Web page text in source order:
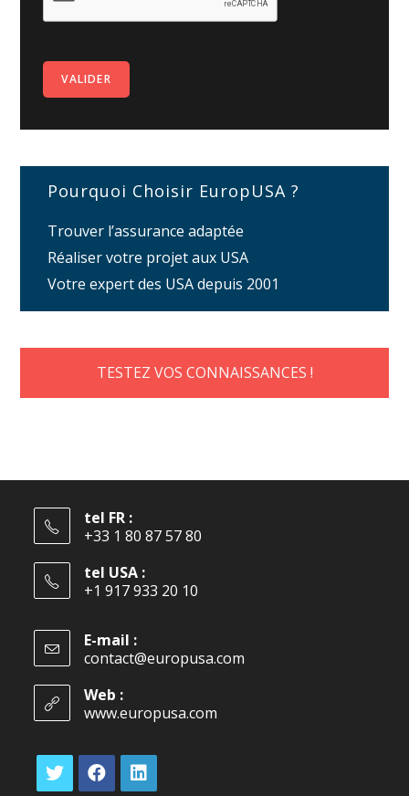
Pourquoi Choisir EuropUSA ?
Trouver l’assurance adaptée
Réaliser votre projet aux USA
Votre expert des USA depuis 2001
TESTEZ VOS CONNAISSANCES !
tel FR :
+33 1 80 87 57 80
tel USA :
+1 917 933 20 10
E-mail :
contact@europusa.com
Web :
www.europusa.com